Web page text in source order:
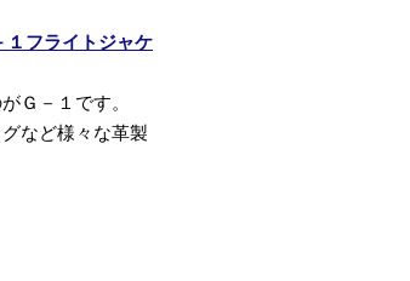
１フライトジャケ
Ｇ－１です。
など様々な革製